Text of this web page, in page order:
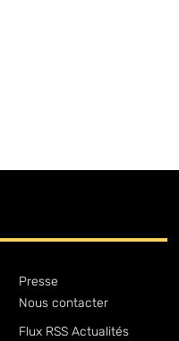
Presse
Nous contacter
Flux RSS Actualités